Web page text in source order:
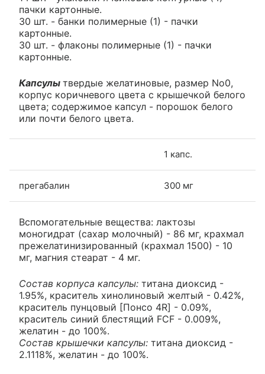
пачки картонные.
30 шт. - банки полимерные (1) - пачки
картонные.
30 шт. - флаконы полимерные (1) - пачки
картонные.
Капсулы твердые желатиновые, размер No0,
корпус коричневого цвета с крышечкой белого
цвета; содержимое капсул - порошок белого
или почти белого цвета.
1 капс.
прегабалин 300 мг
Вспомогательные вещества: лактозы
моногидрат (сахар молочный) - 86 мг, крахмал
прежелатинизированный (крахмал 1500) - 10
мг, магния стеарат - 4 мг.
Состав корпуса капсулы: титана диоксид -
1.95%, краситель хинолиновый желтый - 0.42%,
краситель пунцовый [Понсо 4R] - 0.09%,
краситель синий блестящий FCF - 0.009%,
желатин - до 100%.
Состав крышечки капсулы: титана диоксид -
2.1118%, желатин - до 100%.